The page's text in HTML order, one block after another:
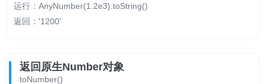
运行：AnyNumber(1.2e3).toString()
返回：'1200'
返回原生Number对象
toNumber()